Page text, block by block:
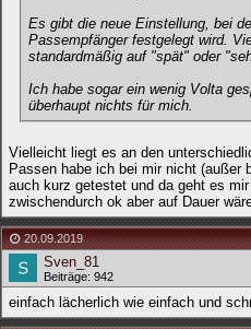
Es gibt die neue Einstellung, bei
Passempfänger festgelegt wird.
standardmäßig auf "spät" oder
Ich habe sogar ein wenig Volta
überhaupt nichts für mich.
Vielleicht liegt es an den
Passen habe ich bei mir nicht (außer
auch kurz getestet und da geht es
zwischendurch ok aber auf Dauer
20.09.2019
Sven_81
Beiträge: 942
einfach lächerlich wie einfach und